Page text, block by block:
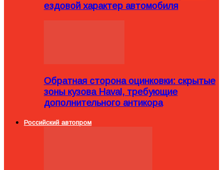
ездовой характер автомобиля
Обратная сторона оцинковки: скрытые
зоны кузова Haval, требующие
дополнительного антикора
Российский автопром